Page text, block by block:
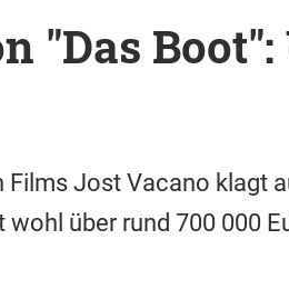
"Das
Films Jost Vacano klagt
über rund 700 000